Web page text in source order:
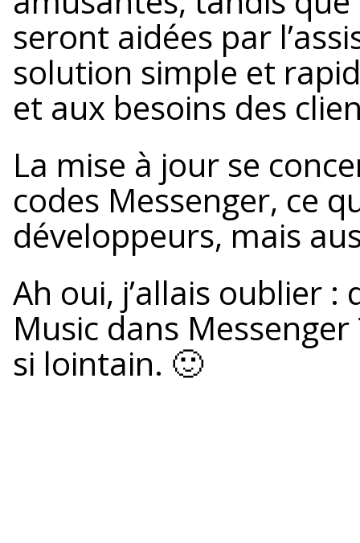
seront aidées par
solution simple et
et aux besoins des
La mise à jour se
codes Messenger, ce
développeurs, mais
Ah oui, j’allais oublier
Music dans
si lointain. 🙂